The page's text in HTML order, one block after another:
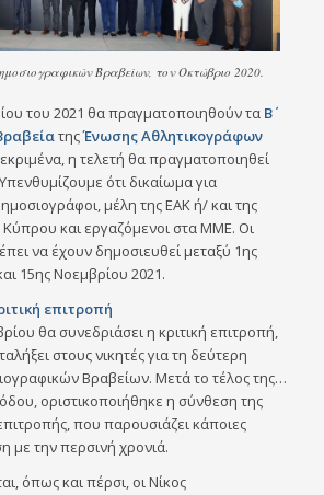
Βραβείων, τον Οκτώβριο 2020.
του 2021 θα πραγματοποιηθούν τα Β΄
τηςΈνωσηςΑθλητικογράφων
η τελετή θα πραγματοποιηθεί
ότι δικαίωμα για
μέλη της ΕΑΚ ή/ και της
και εργαζόμενοι στα ΜΜΕ. Οι
να έχουν δημοσιευθεί μεταξύ 1ης
15ης Νοεμβρίου 2021.
επιτροπή
θα συνεδριάσει η κριτική επιτροπή,
στους νικητές για τη δεύτερη
Βραβείων. Μετά το τέλος της…
οριστικοποιήθηκε η σύνθεση της
που παρουσιάζει κάποιες
με την περσινή χρονιά.
όπως και πέρσι, οι Νίκος